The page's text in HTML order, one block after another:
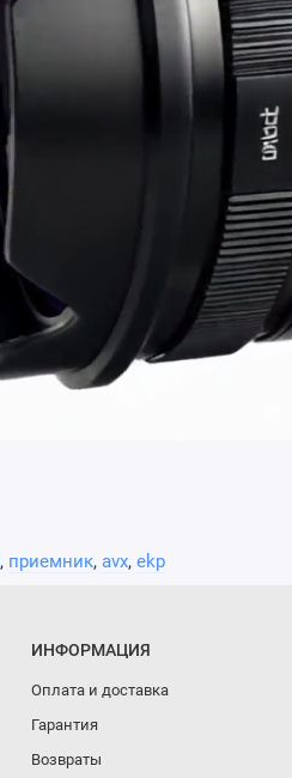
, приемник, avx, ekp
ИНФОРМАЦИЯ
Оплата и доставка
Гарантия
Возвраты